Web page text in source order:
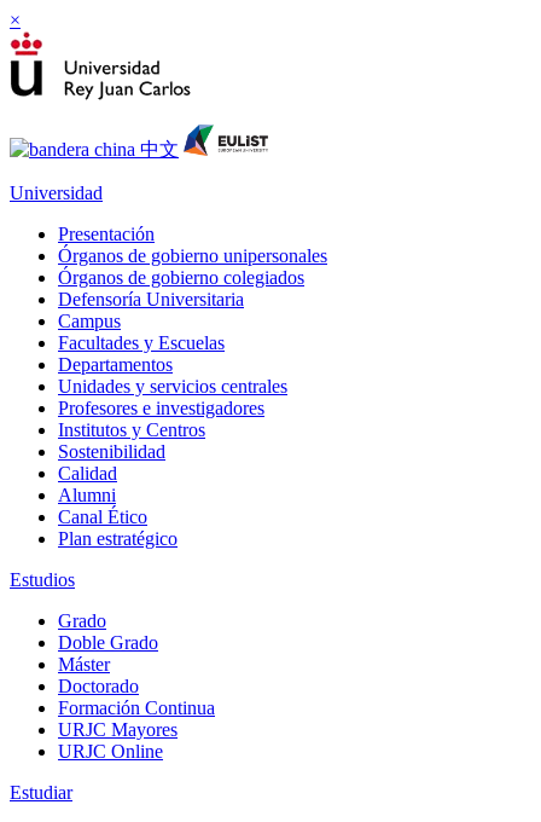
×
Universidad
Presentación
Órganos de gobierno unipersonales
Órganos de gobierno colegiados
Defensoría Universitaria
Campus
Facultades y Escuelas
Departamentos
Unidades y servicios centrales
Profesores e investigadores
Institutos y Centros
Sostenibilidad
Calidad
Alumni
Canal Ético
Plan estratégico
Estudios
Grado
Doble Grado
Máster
Doctorado
Formación Continua
URJC Mayores
URJC Online
Estudiar